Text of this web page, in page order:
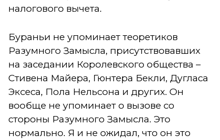
налогового вычета.
Бураньи не упоминает теоретиков
Разумного Замысла, присутствовавших
на заседании Королевского общества –
Стивена Майера, Гюнтера Бекли, Дугласа
Эксеса, Пола Нельсона и других. Он
вообще не упоминает о вызове со
стороны Разумного Замысла. Это
нормально. Я и не ожидал, что он это